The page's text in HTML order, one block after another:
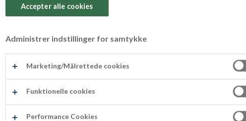
form for flødekage, der som navnet
et lille pift med guldstøv, men kagen har
herunder.
Accepter alle cookies
Administrer indstillinger for samtykke
Marketing/Målrettede cookies
Funktionelle cookies
Performance Cookies